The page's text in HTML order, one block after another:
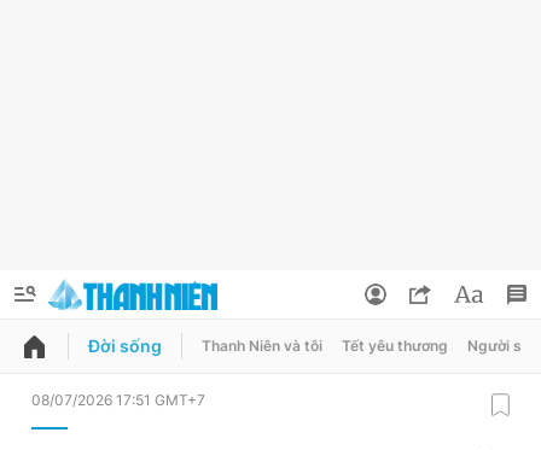
QUẢNG CÁO ĐẶT BÁO
Đời sống Thanh Niên và tôi Tết yêu thương Người
08/07/2026 17:51 GMT+7